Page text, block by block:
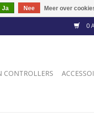
0
CONTROLLERS
Ja Nee Meer over